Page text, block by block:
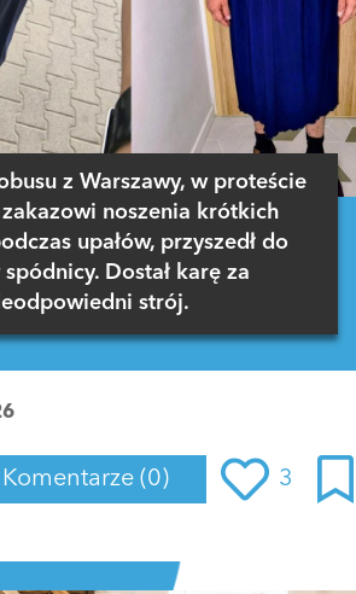
z Warszawy, w proteście
noszenia krótkich
upałów, przyszedł do
Dostał karę za
strój.
Komentarze (0) 3